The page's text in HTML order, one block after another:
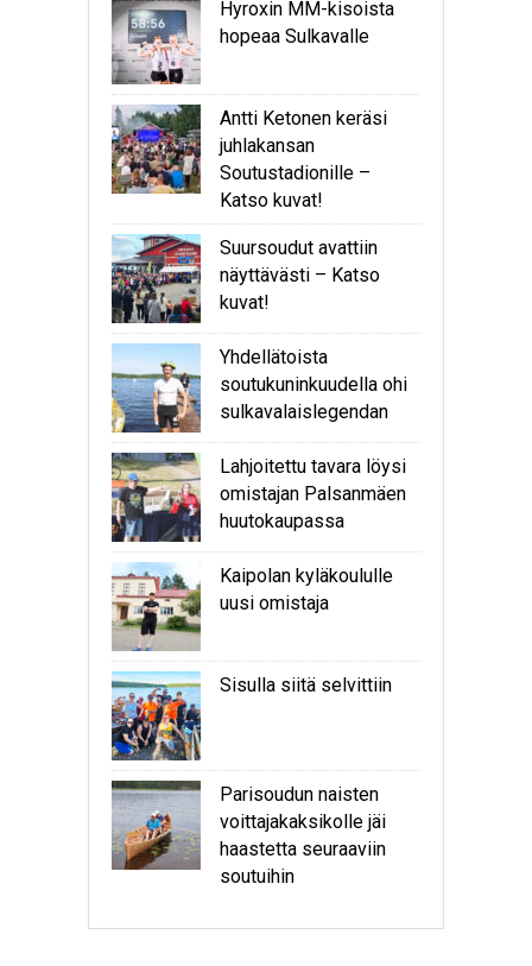
Hyroxin MM-kisoista
hopeaa Sulkavalle
Antti Ketonen keräsi
juhlakansan
Soutustadionille –
Katso kuvat!
Suursoudut avattiin
näyttävästi – Katso
kuvat!
Yhdellätoista
soutukuninkuudella ohi
sulkavalaislegendan
Lahjoitettu tavara löysi
omistajan Palsanmäen
huutokaupassa
Kaipolan kyläkoululle
uusi omistaja
Sisulla siitä selvittiin
Parisoudun naisten
voittajakaksikolle jäi
haastetta seuraaviin
soutuihin